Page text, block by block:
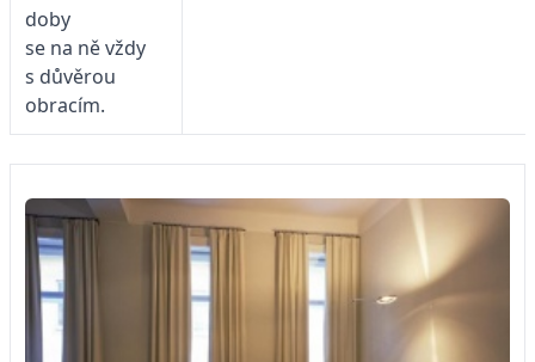
doby
se na ně vždy
s důvěrou
obracím.